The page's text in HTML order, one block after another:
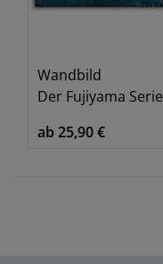
Wandbild
Der Fujiyama Serie
ab 25,90 €